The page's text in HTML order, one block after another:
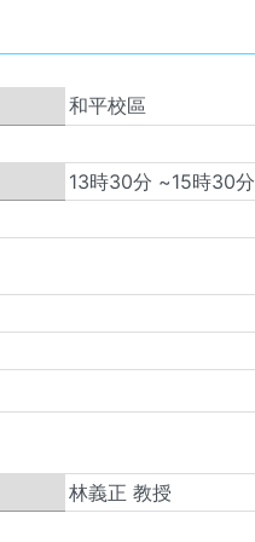
和平校區
13時30 分 ~15時30分
林義正 教授